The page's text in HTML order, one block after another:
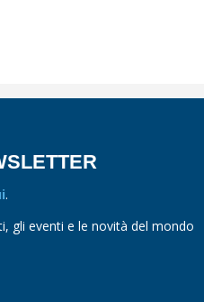
.
gli eventi e le novità del mondo